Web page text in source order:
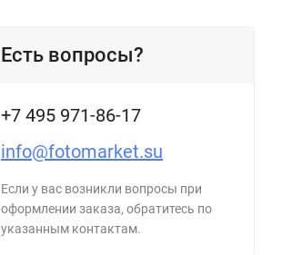
Есть вопросы?
+7 495 971-86-17
info@fotomarket.su
Если у вас возникли вопросы при
оформлении заказа, обратитесь по
указанным контактам.